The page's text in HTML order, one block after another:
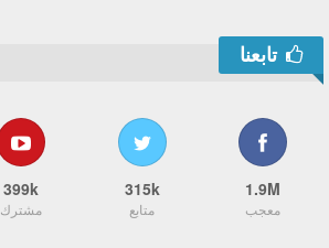
تابعنا
1.9M
معجب
315k
متابع
399k
مشترك